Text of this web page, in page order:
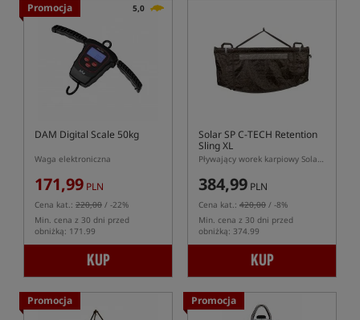
Promocja 5,0
DAM Digital Scale 50kg
Waga elektroniczna
171,99 PLN
Cena kat.: 220,00 / -22%
Min. cena z 30 dni przed
obniżką: 171.99
KUP
Solar SP C-TECH Retention
Sling XL
Pływający worek karpiowy Solar SP C-TECH Retention Sling XL 130 cm
384,99 PLN
Cena kat.: 420,00 / -8%
Min. cena z 30 dni przed
obniżką: 374.99
KUP
Promocja Promocja